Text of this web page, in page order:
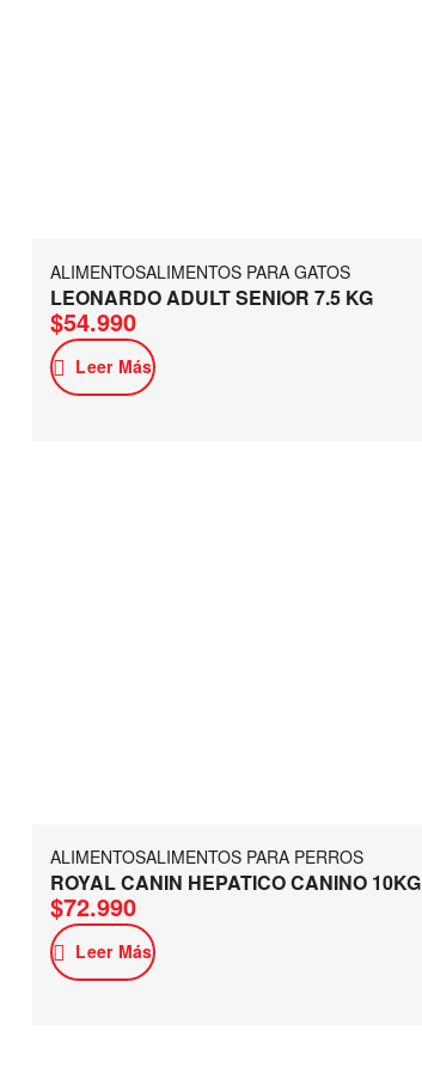
ALIMENTOSALIMENTOS PARA GATOS
LEONARDO ADULT SENIOR 7.5 KG
$54.990
Leer Más
ALIMENTOSALIMENTOS PARA PERROS
ROYAL CANIN HEPATICO CANINO 10KG
$72.990
Leer Más